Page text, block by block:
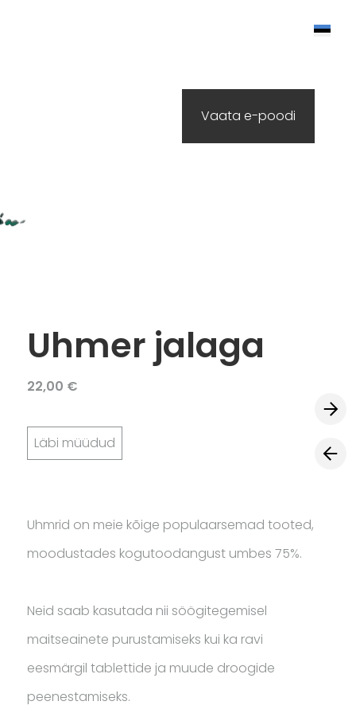
Vaata e-poodi
Uhmer jalaga
22,00 €
Läbi müüdud
Uhmrid on meie kõige populaarsemad tooted,
moodustades kogutoodangust umbes 75%.
Neid saab kasutada nii söögitegemisel
maitseainete purustamiseks kui ka ravi
eesmärgil tablettide ja muude droogide
peenestamiseks.